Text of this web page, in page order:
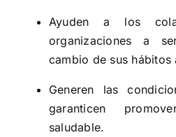
Ayuden a los
organizaciones a
cambio de sus hábitos
Generen las
garanticen
saludable.